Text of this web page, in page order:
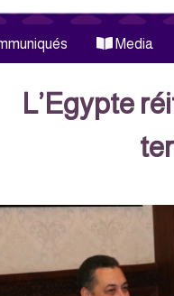
Media
L’Egypte